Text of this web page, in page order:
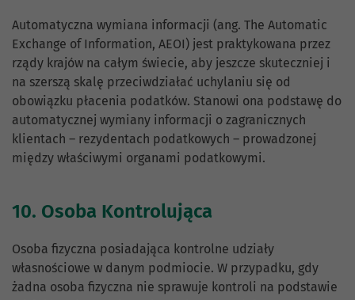
Automatyczna wymiana informacji (ang. The Automatic
Exchange of Information, AEOI) jest praktykowana przez
rządy krajów na całym świecie, aby jeszcze skuteczniej i
na szerszą skalę przeciwdziałać uchylaniu się od
obowiązku płacenia podatków. Stanowi ona podstawę do
automatycznej wymiany informacji o zagranicznych
klientach – rezydentach podatkowych – prowadzonej
między właściwymi organami podatkowymi.
10. Osoba Kontrolująca
Osoba fizyczna posiadająca kontrolne udziały
własnościowe w danym podmiocie. W przypadku, gdy
żadna osoba fizyczna nie sprawuje kontroli na podstawie